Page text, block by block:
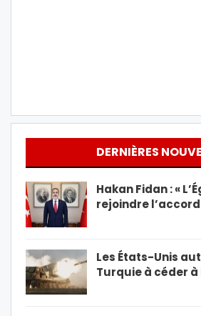
DERNIÈRES
Hakan Fidan : «
rejoindre
Les États-Unis
Turquie à céder à